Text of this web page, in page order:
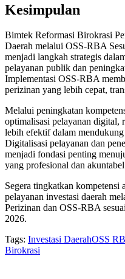
Kesimpulan
Bimtek Reformasi Birokrasi
Daerah melalui OSS-RBA
menjadi langkah strategis
pelayanan publik dan
Implementasi OSS-RBA
perizinan yang lebih cepat,
Melalui peningkatan
optimalisasi pelayanan digital,
lebih efektif dalam
Digitalisasi pelayanan dan
menjadi fondasi penting
yang profesional dan
Segera tingkatkan kompetensi
pelayanan investasi daerah
Perizinan dan OSS-RBA
2026.
Tags: Investasi DaerahOSS
Birokrasi